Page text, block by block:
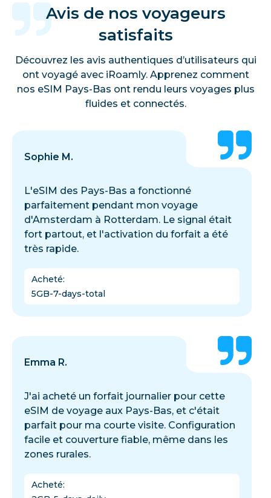
Avis de nos voyageurs
satisfaits
Découvrez les avis authentiques d’utilisateurs qui
ont voyagé avec iRoamly. Apprenez comment
nos eSIM Pays-Bas ont rendu leurs voyages plus
fluides et connectés.
Sophie M.
L'eSIM des Pays-Bas a fonctionné
parfaitement pendant mon voyage
d'Amsterdam à Rotterdam. Le signal était
fort partout, et l'activation du forfait a été
très rapide.
Acheté:
5GB-7-days-total
Emma R.
J'ai acheté un forfait journalier pour cette
eSIM de voyage aux Pays-Bas, et c'était
parfait pour ma courte visite. Configuration
facile et couverture fiable, même dans les
zones rurales.
Acheté: